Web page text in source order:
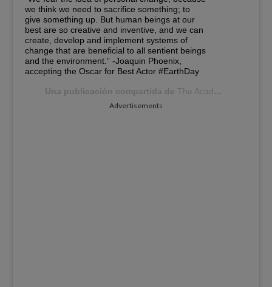
we think we need to sacrifice something; to
give something up. But human beings at our
best are so creative and inventive, and we can
create, develop and implement systems of
change that are beneficial to all sentient beings
and the environment.” -Joaquin Phoenix,
accepting the Oscar for Best Actor #EarthDay
Una publicación compartida de The Academy
Advertisements